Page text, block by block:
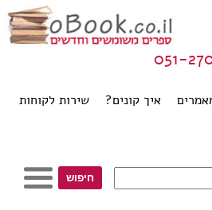
איך קונים?
שירות לקוחות